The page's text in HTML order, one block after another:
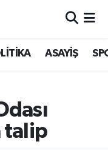
ASAYİŞ
talip